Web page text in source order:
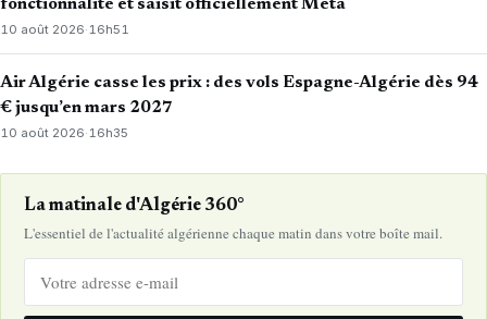
fonctionnalité et saisit officiellement Meta
10 août 2026·16h51
Air Algérie casse les prix : des vols Espagne-Algérie dès 94
€ jusqu’en mars 2027
10 août 2026· 16h35
La matinale d'Algérie 360°
L'essentiel de l'actualité algérienne chaque matin dans votre boîte mail.